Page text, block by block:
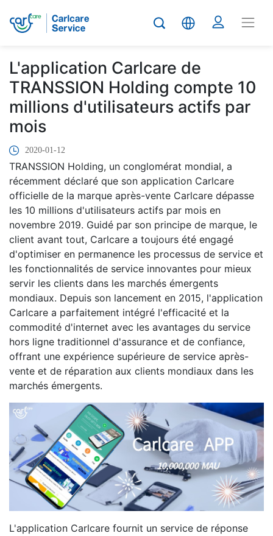
L'application Carlcare de
TRANSSION Holding compte 10
millions d'utilisateurs actifs par
mois
2020-01-12
TRANSSION Holding, un conglomérat mondial, a
récemment déclaré que son application Carlcare
officielle de la marque après-vente Carlcare dépasse
les 10 millions d'utilisateurs actifs par mois en
novembre 2019. Guidé par son principe de marque, le
client avant tout, Carlcare a toujours été engagé
d'optimiser en permanence les processus de service et
les fonctionnalités de service innovantes pour mieux
servir les clients dans les marchés émergents
mondiaux. Depuis son lancement en 2015, l'application
Carlcare a parfaitement intégré l'efficacité et la
commodité d'internet avec les avantages du service
hors ligne traditionnel d'assurance et de confiance,
offrant une expérience supérieure de service après-
vente et de réparation aux clients mondiaux dans les
marchés émergents.
L'application Carlcare fournit un service de réponse